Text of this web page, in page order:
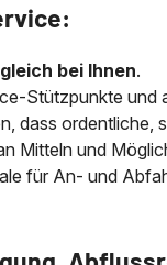
bei Ihnen.
Stützpunkte
dass
Mitteln und
für An- und